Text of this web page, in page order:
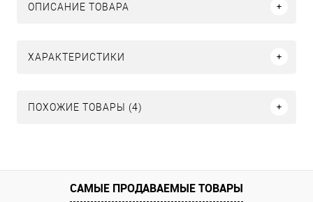
ОПИСАНИЕ ТОВАРА
ХАРАКТЕРИСТИКИ
ПОХОЖИЕ ТОВАРЫ (4)
САМЫЕ ПРОДАВАЕМЫЕ ТОВАРЫ